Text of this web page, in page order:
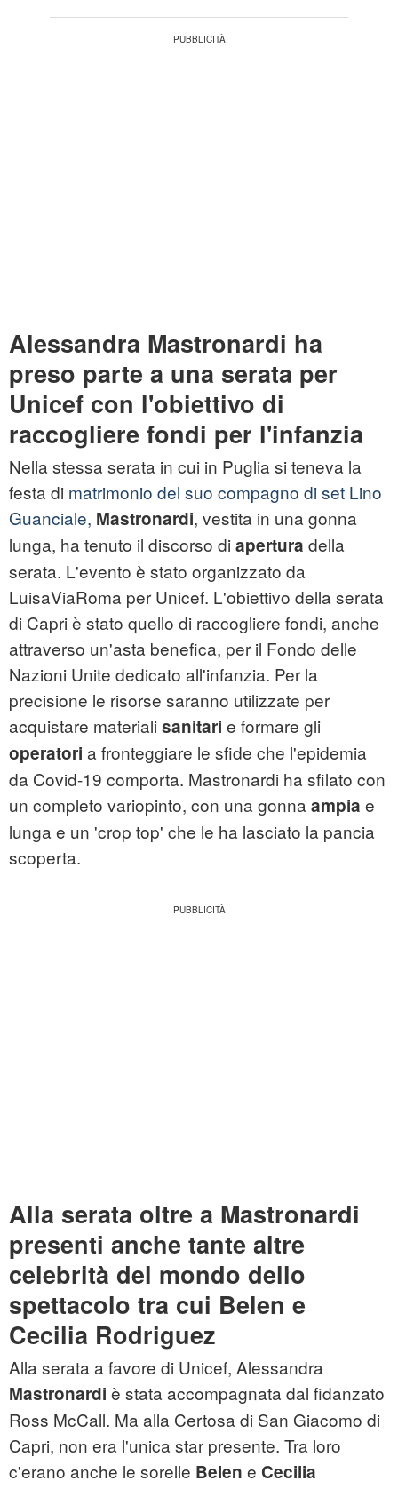
Alessandra Mastronardi ha
preso parte a una serata per
Unicef con l'obiettivo di
raccogliere fondi per l'infanzia
Nella stessa serata in cui in Puglia si teneva la
festa di matrimonio del suo compagno di set Lino
Guanciale, Mastronardi, vestita in una gonna
lunga, ha tenuto il discorso di apertura della
serata. L'evento è stato organizzato da
LuisaViaRoma per Unicef. L'obiettivo della serata
di Capri è stato quello di raccogliere fondi, anche
attraverso un'asta benefica, per il Fondo delle
Nazioni Unite dedicato all'infanzia. Per la
precisione le risorse saranno utilizzate per
acquistare materiali sanitari e formare gli
operatori a fronteggiare le sfide che l'epidemia
da Covid-19 comporta. Mastronardi ha sfilato con
un completo variopinto, con una gonna ampia e
lunga e un 'crop top' che le ha lasciato la pancia
scoperta.
Alla serata oltre a Mastronardi
presenti anche tante altre
celebrità del mondo dello
spettacolo tra cui Belen e
Cecilia Rodriguez
Alla serata a favore di Unicef, Alessandra
Mastronardi è stata accompagnata dal fidanzato
Ross McCall. Ma alla Certosa di San Giacomo di
Capri, non era l'unica star presente. Tra loro
c'erano anche le sorelle Belen e Cecilia